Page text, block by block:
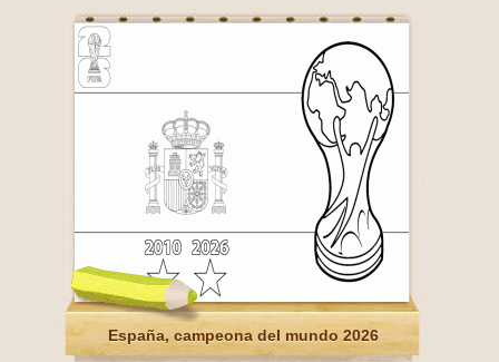
España, campeona del mundo 2026